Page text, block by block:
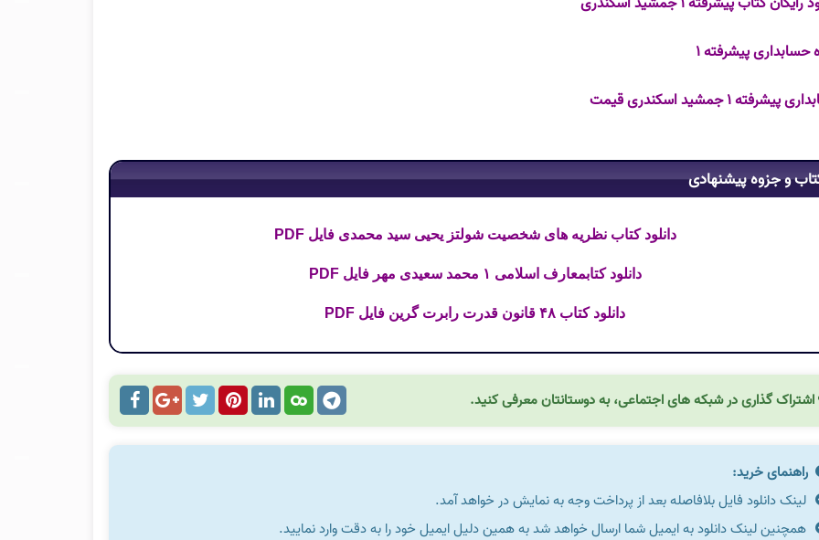
حسابداری پیشرفته ۱
۱ جمشید اسکندری قیمت
و جزوه پیشنهادی
دانلود کتاب نظریه های شخصیت شولتز یحیی سید محمدی فایل PDF
دانلود کتابمعارف اسلامی ۱ محمد سعیدی مهر فایل PDF
دانلود کتاب ۴۸ قانون قدرت رابرت گرین فایل PDF
اشتراک گذاری در شبکه های اجتماعی، به دوستانتان معرفی کنید.
راهنمای خرید:
لینک دانلود فایل بلافاصله بعد از پرداخت وجه به نمایش در خواهد آمد.
همچنین لینک دانلود به ایمیل شما ارسال خواهد شد به همین دلیل ایمیل خود را به دقت وارد نمایید.